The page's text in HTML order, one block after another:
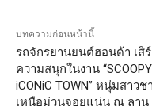
บทความก่อนหน้านี้
รถจักรยานยนต์ฮอนด้า เสิ
ความสนุกในงาน “SCOOPY
iCONiC TOWN” หนุ่มสาวช
เหนือม่วนจอยแน่น ณ ลาน